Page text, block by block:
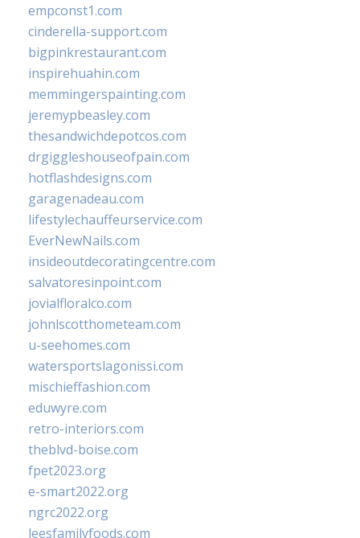
empconst1.com
cinderella-support.com
bigpinkrestaurant.com
inspirehuahin.com
memmingerspainting.com
jeremypbeasley.com
thesandwichdepotcos.com
drgiggleshouseofpain.com
hotflashdesigns.com
garagenadeau.com
lifestylechauffeurservice.com
EverNewNails.com
insideoutdecoratingcentre.com
salvatoresinpoint.com
jovialfloralco.com
johnlscotthometeam.com
u-seehomes.com
watersportslagonissi.com
mischieffashion.com
eduwyre.com
retro-interiors.com
theblvd-boise.com
fpet2023.org
e-smart2022.org
ngrc2022.org
leesfamilyfoods.com